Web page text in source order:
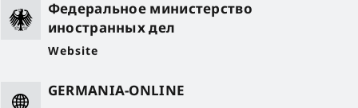
Федеральное министерство
иностранных дел
Website
GERMANIA-ONLINE